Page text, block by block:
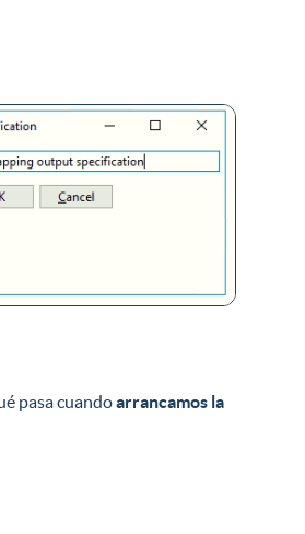
pasa cuandoarrancamos la